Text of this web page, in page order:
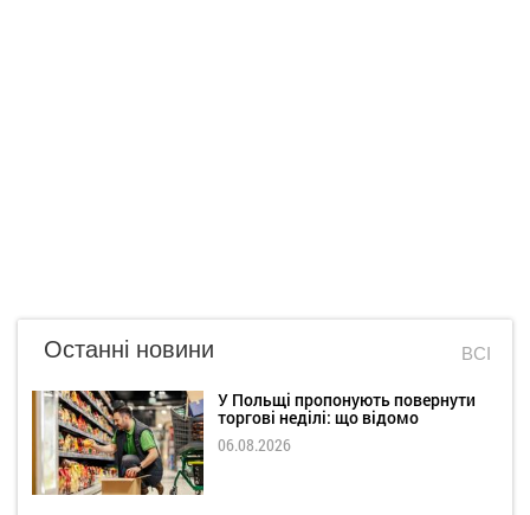
Останні новини ВСІ
У Польщі пропонують повернути
торгові неділі: що відомо
06.08.2026